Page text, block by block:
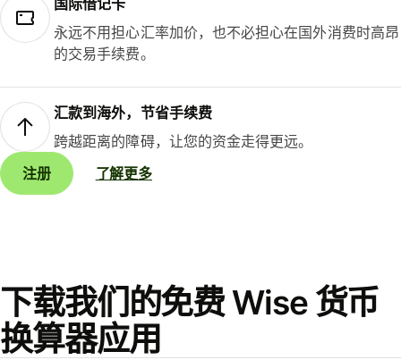
国际借记卡
永远不用担心汇率加价，也不必担心在国外消费时高昂
的交易手续费。
汇款到海外，节省手续费
跨越距离的障碍，让您的资金走得更远。
注册
了解更多
下载我们的免费 Wise 货币
换算器应用